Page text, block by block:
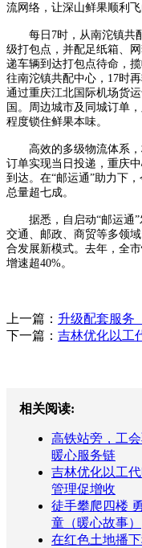
流网络，让深山鲜果顺利飞
每日7时，从南沱镇共配
级打包点，并配足纸箱、
递车辆到达打包点待命，
往南沱镇共配中心，17时
通过重庆江北国际机场货
国。周边城市及同城订单
程度锁住鲜果本味。
高效的多级物流体系，
订单实现当日投递，重庆
到达。在“邮运通”助力下
总量超七成。
据悉，自启动“邮运通”
交通、邮政、商贸等多领
合发展新模式。去年，全
增速超40%。
上一篇： 升级配套服
下一篇： 吉林优化以工
相关阅读:
高铁站旁，工
暖心服务链
吉林优化以工
管理促增收
徒手攀爬四楼
童（暖心故事）
在红色土地播